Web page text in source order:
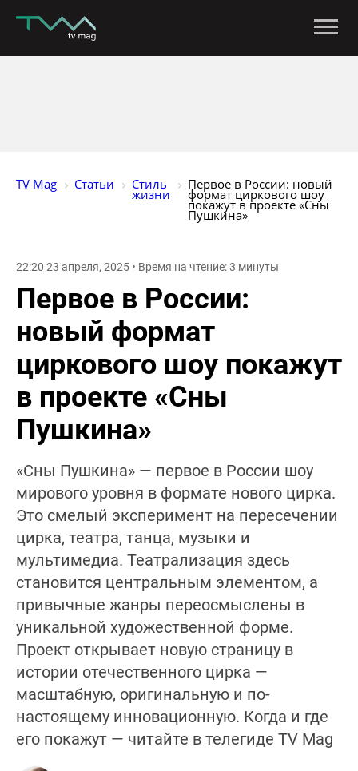
TV Mag Статьи Стиль
жизни
Первое в России: новый
формат циркового шоу
покажут в проекте «Сны
Пушкина»
22:20 23 апреля, 2025 • Время на чтение: 3 минуты
Первое в России:
новый формат
циркового шоу покажут
в проекте «Сны
Пушкина»
«Сны Пушкина» — первое в России шоу
мирового уровня в формате нового цирка.
Это смелый эксперимент на пересечении
цирка, театра, танца, музыки и
мультимедиа. Театрализация здесь
становится центральным элементом, а
привычные жанры переосмыслены в
уникальной художественной форме.
Проект открывает новую страницу в
истории отечественного цирка —
масштабную, оригинальную и по-
настоящему инновационную. Когда и где
его покажут — читайте в телегиде TV Mag